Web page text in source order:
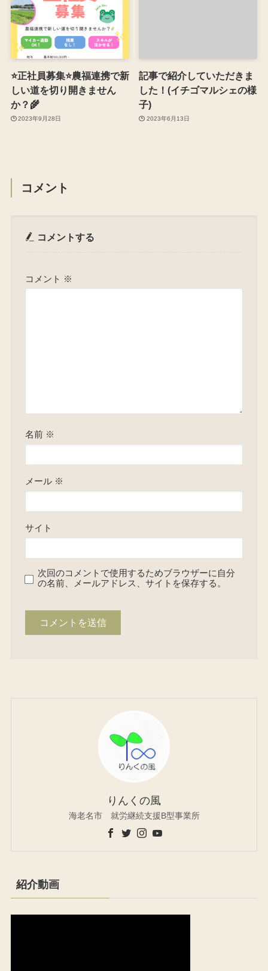
⭐️正社員募集⭐️農福連携で新
しい道を切り開きません
か？🌾
2023年9月28日
記事で紹介していただきま
した！(イチゴマルシェの様
子)
2023年6月13日
コメント
コメントする
コメント ※
名前 ※
メール ※
サイト
次回のコメントで使用するためブラウザーに自分
の名前、メールアドレス、サイトを保存する。
りんくの風
海老名市 就労継続支援B型事業所
紹介動画